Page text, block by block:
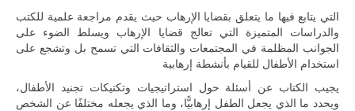
للمزيد
التي يتابع فيها ما يتعلق بقضايا الإرهاب حيث يقدم مراجعة علمية للكتب
والدراسات المتميزة التي تعالج قضايا الإرهاب ويسلط الضوء على
الجوانب المظلمة في المجتمعات والثقافات التي تسمح بل وتشجع على
استخدام الأطفال للقيام بأنشطة إرهابية
يجيب الكتاب عن أسئلة حول استراتيجيات وتكتيكات تجنيد الأطفال،
ويحدد ما الذي يجعل الطفل إرهابيًّا، وما الذي يجعله مختلفًا عن الشخص